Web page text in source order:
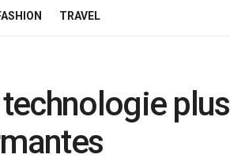
TRAVEL
technologie plus